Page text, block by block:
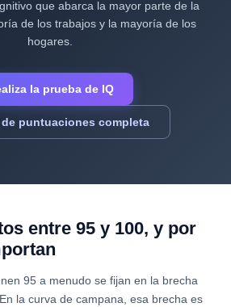
que abarca la mayor parte de la
de los trabajos y la mayoría de los
hogares.
la prueba de IQ
de puntuaciones completa
entre 95 y 100, y por
95 a menudo se fijan en la brecha
la curva de campana, esa brecha es